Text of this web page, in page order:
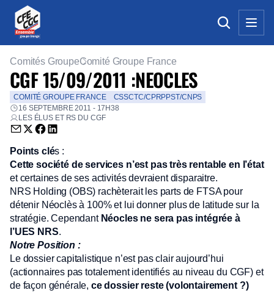
Comités GroupeComité Groupe France
CGF 15/09/2011 :NEOCLES
COMITÉ GROUPE FRANCE
CSSCTC/CPRPPST/CNPS
16 SEPTEMBRE 2011 - 17H38
LES ÉLUS ET RS DU CGF
Envoyer par email (nouvelle fenêtre)
Partager sur Twitter (nouvelle fenêtre)
Partager sur Facebook (nouvelle fenêtre)
Partager sur LinkedIn (nouvelle fenêtre)
Points clés :
Cette société de services n’est pas très rentable en l’état
et certaines de ses activités devraient disparaitre.
NRS Holding (OBS) rachèterait les parts de FTSA pour
détenir Néoclès à 100% et lui donner plus de latitude sur la
stratégie. Cependant Néocles ne sera pas intégrée à
l’UES NRS.
Notre Position :
Le dossier capitalistique n’est pas clair aujourd’hui
(actionnaires pas totalement identifiés au niveau du CGF) et
de façon générale, ce dossier reste (volontairement ?)